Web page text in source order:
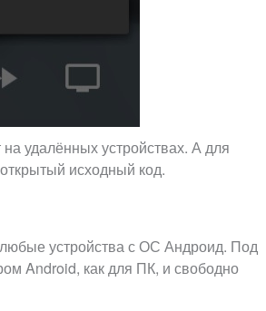
удалённых устройствах. А для
исходный код.
устройства с ОС Андроид. Под
Android, как для ПК, и свободно